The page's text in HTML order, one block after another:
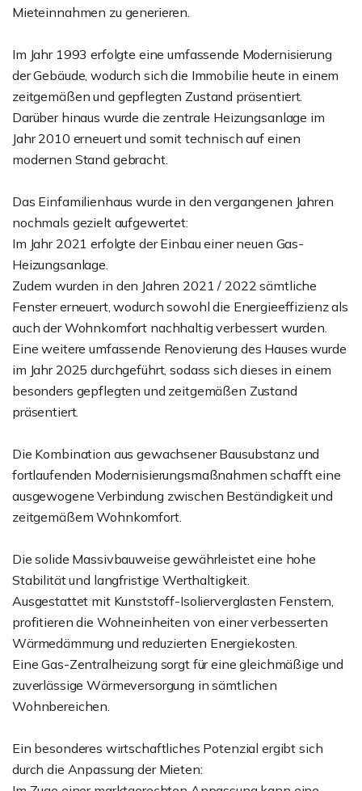
Mieteinnahmen zu generieren.
Im Jahr 1993 erfolgte eine umfassende Modernisierung
der Gebäude, wodurch sich die Immobilie heute in einem
zeitgemäßen und gepflegten Zustand präsentiert.
Darüber hinaus wurde die zentrale Heizungsanlage im
Jahr 2010 erneuert und somit technisch auf einen
modernen Stand gebracht.
Das Einfamilienhaus wurde in den vergangenen Jahren
nochmals gezielt aufgewertet:
Im Jahr 2021 erfolgte der Einbau einer neuen Gas-
Heizungsanlage.
Zudem wurden in den Jahren 2021 / 2022 sämtliche
Fenster erneuert, wodurch sowohl die Energieeffizienz als
auch der Wohnkomfort nachhaltig verbessert wurden.
Eine weitere umfassende Renovierung des Hauses wurde
im Jahr 2025 durchgeführt, sodass sich dieses in einem
besonders gepflegten und zeitgemäßen Zustand
präsentiert.
Die Kombination aus gewachsener Bausubstanz und
fortlaufenden Modernisierungsmaßnahmen schafft eine
ausgewogene Verbindung zwischen Beständigkeit und
zeitgemäßem Wohnkomfort.
Die solide Massivbauweise gewährleistet eine hohe
Stabilität und langfristige Werthaltigkeit.
Ausgestattet mit Kunststoff-Isolierverglasten Fenstern,
profitieren die Wohneinheiten von einer verbesserten
Wärmedämmung und reduzierten Energiekosten.
Eine Gas-Zentralheizung sorgt für eine gleichmäßige und
zuverlässige Wärmeversorgung in sämtlichen
Wohnbereichen.
Ein besonderes wirtschaftliches Potenzial ergibt sich
durch die Anpassung der Mieten: